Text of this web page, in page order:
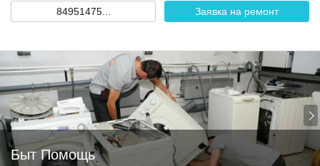
84951475... Заявка на ремонт
Быт Помощь